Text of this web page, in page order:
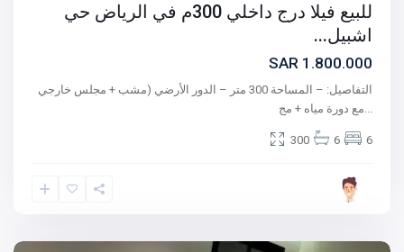
للبيع فيلا درج داخلي 300م في الرياض حي
اشبيل...
1.800.000 SAR
التفاصيل: – المساحة 300 متر – الدور الأرضي (مشب + مجلس خارجي
مع دورة مياه + مج...
6
6
300